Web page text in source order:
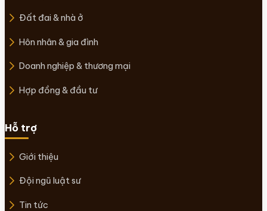
Đất đai & nhà ở
Hôn nhân & gia đình
Doanh nghiệp & thương mại
Hợp đồng & đầu tư
Hỗ trợ
Giới thiệu
Đội ngũ luật sư
Tin tức